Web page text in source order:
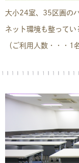
大小24室、35区画の
ネット環境も整ってい
（ご利用人数・・・1